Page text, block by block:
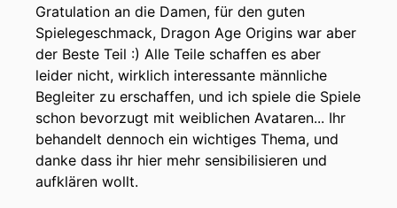
Gratulation an die Damen, für den guten
Spielegeschmack, Dragon Age Origins war aber
der Beste Teil :) Alle Teile schaffen es aber
leider nicht, wirklich interessante männliche
Begleiter zu erschaffen, und ich spiele die Spiele
schon bevorzugt mit weiblichen Avataren... Ihr
behandelt dennoch ein wichtiges Thema, und
danke dass ihr hier mehr sensibilisieren und
aufklären wollt.